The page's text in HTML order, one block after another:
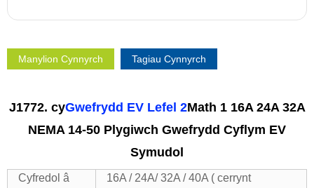
Manylion Cynnyrch Tagiau Cynnyrch
J1772. cyGwefrydd EV Lefel 2Math 1 16A 24A 32A
NEMA 14-50 Plygiwch Gwefrydd Cyflym EV
Symudol
Cyfredol â
16A / 24A/ 32A / 40A ( cerrynt